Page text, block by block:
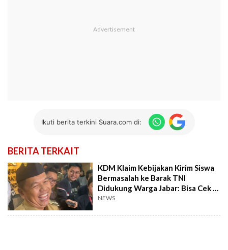
Ikuti berita terkini Suara.com di:
BERITA TERKAIT
KDM Klaim Kebijakan Kirim Siswa
Bermasalah ke Barak TNI
Didukung Warga Jabar: Bisa Cek di
Medsos
NEWS